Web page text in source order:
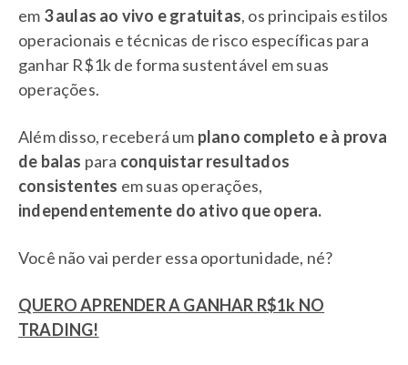
em 3 aulas ao vivo e gratuitas, os principais estilos
operacionais e técnicas de risco específicas para
ganhar R$1k de forma sustentável em suas
operações.
Além disso, receberá um plano completo e à prova
de balas para conquistar resultados
consistentes em suas operações,
independentemente do ativo que opera.
Você não vai perder essa oportunidade, né?
QUERO APRENDER A GANHAR R$1k NO
TRADING!